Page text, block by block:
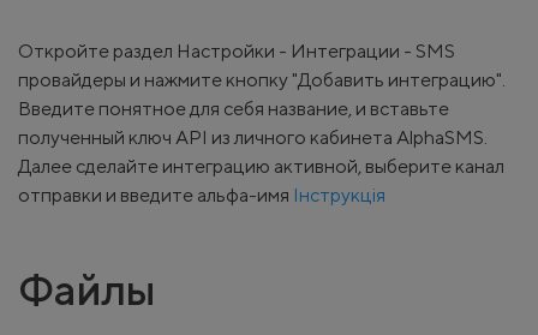
Откройте раздел Настройки - Интеграции - SMS
провайдеры и нажмите кнопку "Добавить интеграцию".
Введите понятное для себя название, и вставьте
полученный ключ API из личного кабинета AlphaSMS.
Далее сделайте интеграцию активной, выберите канал
отправки и введите альфа-имя Інструкція
Файлы